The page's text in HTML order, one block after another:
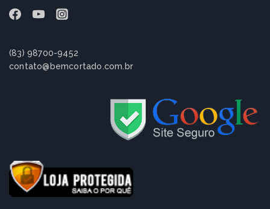
(83) 98700-9452
contato@bemcortado.com.br